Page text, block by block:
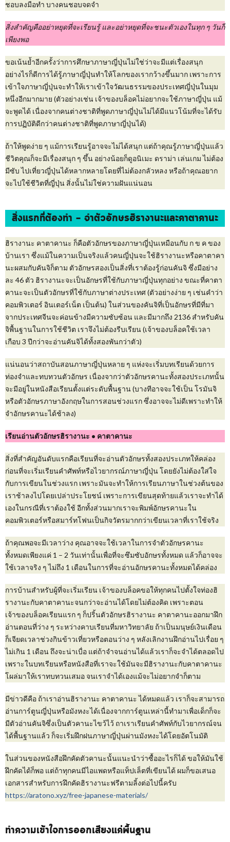
ชอบลงมือทำ บางคนชอบจดจำ
สิ่งสำคัญคืออย่าหยุดที่จะเรียนรู้ และอย่าหยุดที่จะชนะตัวเองในทุก ๆ วันก็
เพียงพอ
ขอเน้นย้ำอีกครั้งว่าการศึกษาภาษาญี่ปุ่นไม่ใช่ว่าจะมีแต่เรื่องสนุก
อย่างไรก็ดีการได้รู้ภาษาญี่ปุ่นทำให้โลกของเรากว้างขึ้นมาก เพราะการ
เข้าใจภาษาญี่ปุ่นจะทำให้เราเข้าใจวัฒนธรรมของประเทศญี่ปุ่นในมุม
หนึ่งอีกมากมาย (ตัวอย่างเช่น เจ้าของบล็อคไม่อยากจะใช้ภาษาญี่ปุ่น แม้
จะพูดได้ เนื่องจากคนต่างชาติที่พูดภาษาญี่ปุ่นไม่ได้มีแนวโน้มที่จะได้รับ
การปฏิบัติดีกว่าคนต่างชาติที่พูดภาษาญี่ปุ่นได้)
ถ้าให้พูดง่าย ๆ แม้การเรียนรู้อาจจะไม่ได้สนุก แต่ถ้าคุณรู้ภาษาญี่ปุ่นแล้ว
ชีวิตคุณก็จะมีเรื่องสนุก ๆ ขึ้น อย่างน้อยก็ดูอนิเมะ ดราม่า เล่นเกม ไม่ต้อง
มีซับ ไปเที่ยวญี่ปุ่นได้หลากหลายโดยที่ไม่ต้องกลัวหลง หรือถ้าคุณอยาก
จะไปใช้ชีวิตที่ญี่ปุ่น สิ่งนั้นไม่ใช่ความฝันแน่นอน
สิ่งแรกที่ต้องทำ – จำตัวอักษรฮิรางานะและคาตาคานะ
ฮิรางานะ คาตาคานะ ก็คือตัวอักษรของภาษาญี่ปุ่นเหมือนกับ ก ข ค ของ
บ้านเรา ซึ่งแม้ในความเป็นจริงแล้วคนญี่ปุ่นจะใช้ฮิรางานะหรือคาตาคา
นะผสมกับคันจิก็ตาม ตัวอักษรสองเป็นสิ่งที่เราต้องรู้ก่อนคันจิ ซึ่งมีอย่าง
ละ 46 ตัว ฮิรางานะจะเป็นอักษรที่ใช้กับภาษาญี่ปุ่นทุกอย่าง ขณะที่คาตา
คานะจะเป็นตัวอักษรที่ใช้กับภาษาต่างประเทศ (ตัวอย่างง่าย ๆ เช่นคำว่า
คอมพิวเตอร์ อินเตอร์เน็ต เป็นต้น) ในส่วนของคันจิที่เป็นอักษรที่มีที่มา
จากประเทศจีนจะค่อนข้างมีความซับซ้อน และมีมากถึง 2136 สำหรับคัน
จิพื้นฐานในการใช้ชีวิต เราจึงไม่ต้องรีบเรียน (เจ้าของบล็อคใช้เวลา
เกือบ 3 ปีกว่าจะอ่านคันจิได้ทั้งสองพันกว่าตัว)
แน่นอนว่าสถาบันสอนภาษาญี่ปุ่นหลาย ๆ แห่งจะเริ่มบทเรียนด้วยการ
ท่องจำและทบทวนตัวอักษร เนื่องจากว่าตัวอักษรคานะทั้งสองประเภทนั้น
จะมีอยู่ในหนังสือเรียนตั้งแต่ระดับพื้นฐาน (บางทีอาจจะใช้เป็น โรมันจิ
หรือตัวอักษรภาษาอังกฤษในการสอนช่วงแรก ซึ่งอาจจะไม่ดีเพราะทำให้
จำอักษรคานะได้ช้าลง)
เรียนอ่านตัวอักษรฮิรางานะ • คาตาคานะ
สิ่งที่สำคัญอันดับแรกคือเรียนที่จะอ่านตัวอักษรทั้งสองประเภทให้คล่อง
ก่อนที่จะเริ่มเรียนคำศัพท์หรือไวยากรณ์ภาษาญี่ปุ่น โดยยังไม่ต้องใส่ใจ
กับการเขียนในช่วงแรก เพราะมันจะทำให้การเรียนภาษาในช่วงต้นของ
เราช้าลงไปโดยเปล่าประโยชน์ เพราะการเขียนสุดท้ายแล้วเราจะทำได้
เองในกรณีที่เราต้องใช้ อีกทั้งส่วนมากเราจะพิมพ์อักษรคานะใน
คอมพิวเตอร์หรือสมาร์ทโฟนเป็นกิจวัตรมากกว่าเขียนเวลาที่เราใช้จริง
ถ้าคุณพอจะมีเวลาว่าง คุณอาจจะใช้เวลาในการจำตัวอักษรคานะ
ทั้งหมดเพียงแค่ 1 – 2 วันเท่านั้นเพื่อที่จะซึมซับอักษรทั้งหมด แล้วก็อาจจะ
ใช้เวลาจริง ๆ ไม่ถึง 1 เดือนในการที่จะอ่านอักษรคานะทั้งหมดได้คล่อง
การบ้านสำหรับผู้ที่จะเริ่มเรียน เจ้าของบล็อคขอให้ทุกคนไปตั้งใจท่องฮิ
รางานะกับคาตาคานะจนกว่าจะอ่านได้โดยไม่ต้องคิด เพราะตอน
เจ้าของบล็อคเรียนแรก ๆ ก็ปริ้นตัวอักษรฮิรางานะ คาตาคานะออกมาฝึก
อ่านตอนที่ว่าง ๆ ระหว่างคาบเรียนที่มหาวิทยาลัย ถ้าเป็นมนุษย์เงินเดือน
ก็เจียดเวลาช่วงกินข้าวเที่ยวหรือตอนว่าง ๆ หลังเลิกงานฝึกอ่านไปเรื่อย ๆ
ไม่เกิน 1 เดือน ถึงจะน่าเบื่อ แต่ถ้าจำจนอ่านได้แล้วเราก็จะจำได้ตลอดไป
เพราะในบทเรียนหรือหนังสือที่เราจะใช้มันจะมีฮิรางานะกับคาตาคานะ
โผล่มาให้เราทบทวนเสมอ จนเราจำได้เองแม้จะไม่อยากจำก็ตาม
มีข่าวดีคือ ถ้าเราอ่านฮิรางานะ คาตาคานะ ได้หมดแล้ว เราก็จะสามารถ
อ่านการ์ตูนญี่ปุ่นหรือมังหงะได้เนื่องจากการ์ตูนเหล่านี้ทำมาเพื่อเด็กก็จะ
มีตัวอ่านคันจิซึ่งเป็นตัวคานะไขว้ไว้ ถาเราเรียนคำศัพท์กับไวยากรณ์จน
ได้พื้นฐานแล้ว ก็จะเริ่มฝึกฝนภาษาญี่ปุ่นผ่านมังหงะได้โดยอัตโนมัติ
ในส่วนของหนังสือฝึกคัดตัวคานะนั้นแนะนำว่าซื้ออะไรก็ได้ ขอให้มันใช้
ฝึกคัดได้ก็พอ แต่ถ้าทุกคนมีไอแพดหรือแท็ปเล็ตที่เขียนได้ ผมก็ขอเสนอ
เอกสารสำหรับการฝึกคัดฮิรางานะฟรีตามลิ้งต่อไปนี้ครับ
https://aratono.xyz/free-japanese-materials/
ทำความเข้าใจการออกเสียงแค่พื้นฐาน